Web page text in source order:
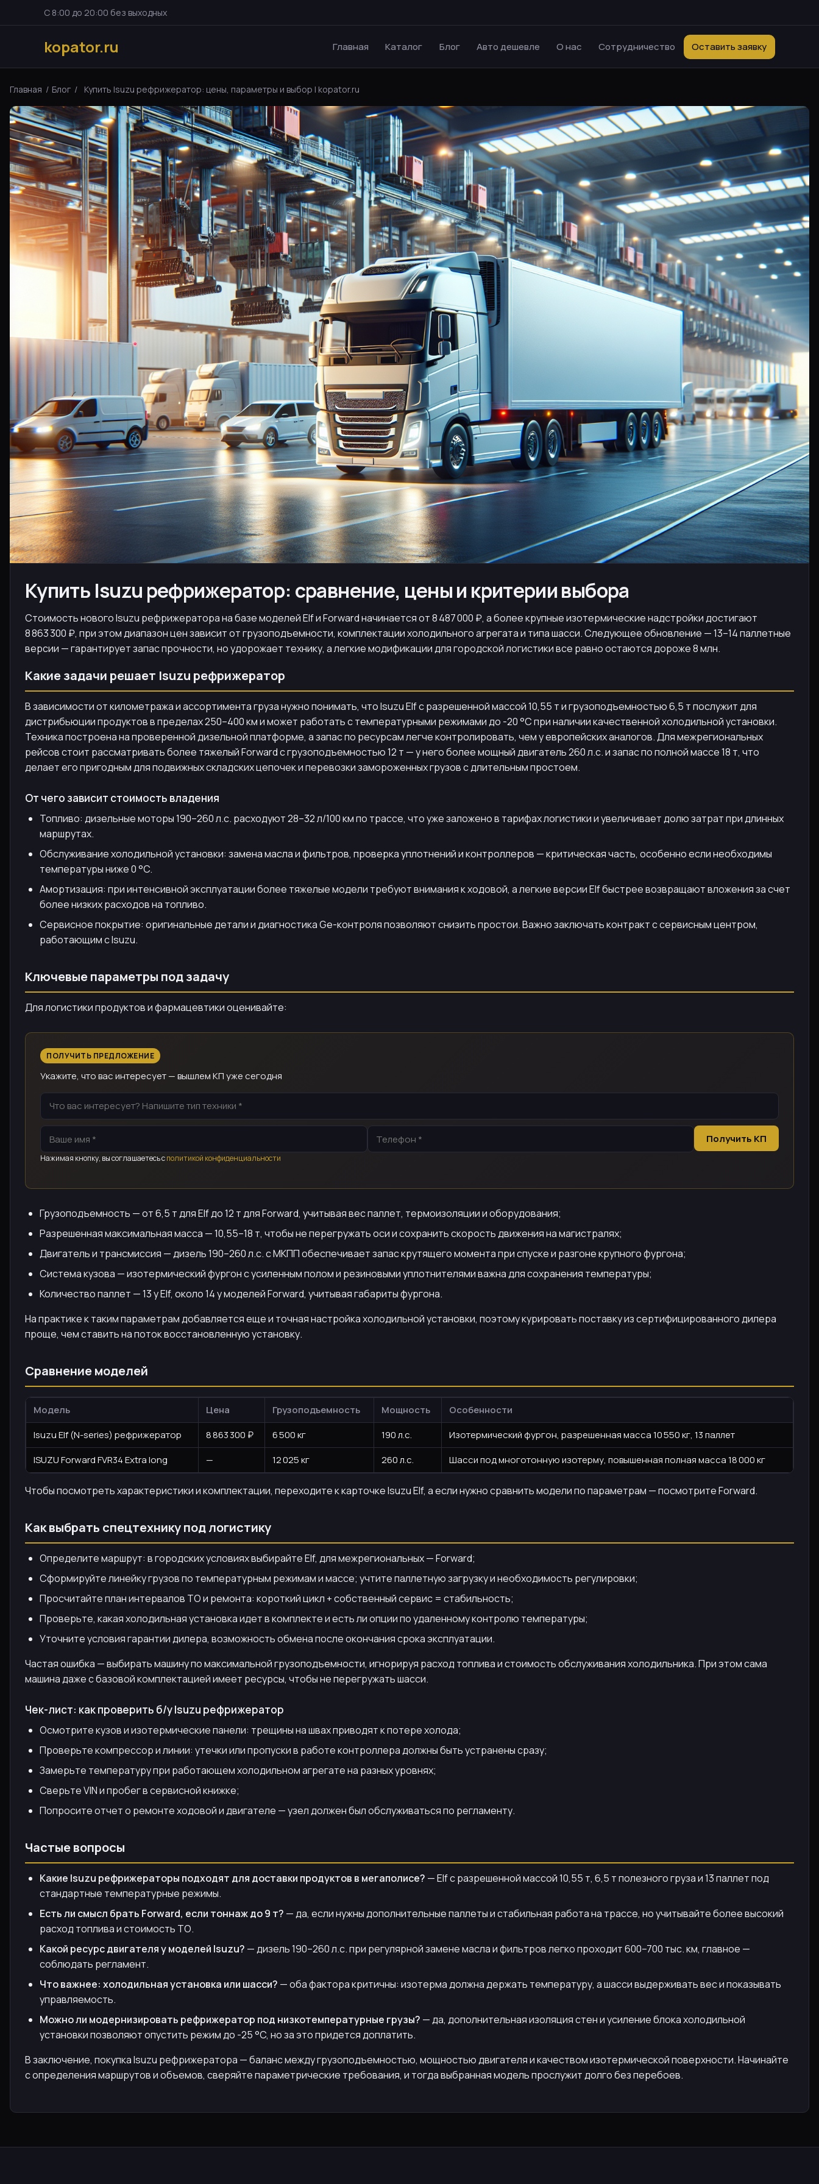
С 8:00 до 20:00 без выходных
kopator.ru Главная Каталог Блог Авто дешевле О нас Сотрудничество Оставить заявку
Главная / Блог / Купить Isuzu рефрижератор: цены, параметры и выбор | kopator.ru
Купить Isuzu рефрижератор: сравнение, цены и критерии выбора
Стоимость нового Isuzu рефрижератора на базе моделей Elf и Forward начинается от 8 487 000 ₽, а более крупные изотермические надстройки достигают
8 863 300 ₽, при этом диапазон цен зависит от грузоподъемности, комплектации холодильного агрегата и типа шасси. Следующее обновление — 13–14 паллетные
версии — гарантирует запас прочности, но удорожает технику, а легкие модификации для городской логистики все равно остаются дороже 8 млн.
Какие задачи решает Isuzu рефрижератор
В зависимости от километража и ассортимента груза нужно понимать, что Isuzu Elf с разрешенной массой 10,55 т и грузоподъемностью 6,5 т послужит для
дистрибьюции продуктов в пределах 250–400 км и может работать с температурными режимами до -20 °C при наличии качественной холодильной установки.
Техника построена на проверенной дизельной платформе, а запас по ресурсам легче контролировать, чем у европейских аналогов. Для межрегиональных
рейсов стоит рассматривать более тяжелый Forward с грузоподъемностью 12 т — у него более мощный двигатель 260 л.с. и запас по полной массе 18 т, что
делает его пригодным для подвижных складских цепочек и перевозки замороженных грузов с длительным простоем.
От чего зависит стоимость владения
Топливо: дизельные моторы 190–260 л.с. расходуют 28–32 л/100 км по трассе, что уже заложено в тарифах логистики и увеличивает долю затрат при длинных
маршрутах.
Обслуживание холодильной установки: замена масла и фильтров, проверка уплотнений и контроллеров — критическая часть, особенно если необходимы
температуры ниже 0 °C.
Амортизация: при интенсивной эксплуатации более тяжелые модели требуют внимания к ходовой, а легкие версии Elf быстрее возвращают вложения за счет
более низких расходов на топливо.
Сервисное покрытие: оригинальные детали и диагностика Ge-контроля позволяют снизить простои. Важно заключать контракт с сервисным центром,
работающим с Isuzu.
Ключевые параметры под задачу
Для логистики продуктов и фармацевтики оценивайте:
ПОЛУЧИТЬ ПРЕДЛОЖЕНИЕ
Укажите, что вас интересует — вышлем КП уже сегодня
Получить КП
Нажимая кнопку, вы соглашаетесь сполитикой конфиденциальности
Грузоподъемность — от 6,5 т для Elf до 12 т для Forward, учитывая вес паллет, термоизоляции и оборудования;
Разрешенная максимальная масса — 10,55–18 т, чтобы не перегружать оси и сохранить скорость движения на магистралях;
Двигатель и трансмиссия — дизель 190–260 л.с. с МКПП обеспечивает запас крутящего момента при спуске и разгоне крупного фургона;
Система кузова — изотермический фургон с усиленным полом и резиновыми уплотнителями важна для сохранения температуры;
Количество паллет — 13 у Elf, около 14 у моделей Forward, учитывая габариты фургона.
На практике к таким параметрам добавляется еще и точная настройка холодильной установки, поэтому курировать поставку из сертифицированного дилера
проще, чем ставить на поток восстановленную установку.
Сравнение моделей
Модель Цена Грузоподъемность Мощность
Особенности
Isuzu Elf (N-series) рефрижератор
8 863 300 ₽ 6 500 кг 190 л.с.
Изотермический фургон, разрешенная масса 10 550 кг, 13 паллет
ISUZU Forward FVR34 Extra long
— 12 025 кг 260 л.с. Шасси под многотонную изотерму, повышенная полная масса 18 000 кг
Чтобы посмотреть характеристики и комплектации, переходите к карточке Isuzu Elf, а если нужно сравнить модели по параметрам — посмотрите Forward.
Как выбрать спецтехнику под логистику
Определите маршрут: в городских условиях выбирайте Elf, для межрегиональных — Forward;
Сформируйте линейку грузов по температурным режимам и массе; учтите паллетную загрузку и необходимость регулировки;
Просчитайте план интервалов ТО и ремонта: короткий цикл + собственный сервис = стабильность;
Проверьте, какая холодильная установка идет в комплекте и есть ли опции по удаленному контролю температуры;
Уточните условия гарантии дилера, возможность обмена после окончания срока эксплуатации.
Частая ошибка — выбирать машину по максимальной грузоподъемности, игнорируя расход топлива и стоимость обслуживания холодильника. При этом сама
машина даже с базовой комплектацией имеет ресурсы, чтобы не перегружать шасси.
Чек-лист: как проверить б/у Isuzu рефрижератор
Осмотрите кузов и изотермические панели: трещины на швах приводят к потере холода;
Проверьте компрессор и линии: утечки или пропуски в работе контроллера должны быть устранены сразу;
Замерьте температуру при работающем холодильном агрегате на разных уровнях;
Сверьте VIN и пробег в сервисной книжке;
Попросите отчет о ремонте ходовой и двигателе — узел должен был обслуживаться по регламенту.
Частые вопросы
Какие Isuzu рефрижераторы подходят для доставки продуктов в мегаполисе? — Elf с разрешенной массой 10,55 т, 6,5 т полезного груза и 13 паллет под
стандартные температурные режимы.
Есть ли смысл брать Forward, если тоннаж до 9 т? — да, если нужны дополнительные паллеты и стабильная работа на трассе, но учитывайте более высокий
расход топлива и стоимость ТО.
Какой ресурс двигателя у моделей Isuzu? — дизель 190–260 л.с. при регулярной замене масла и фильтров легко проходит 600–700 тыс. км, главное —
соблюдать регламент.
Что важнее: холодильная установка или шасси? — оба фактора критичны: изотерма должна держать температуру, а шасси выдерживать вес и показывать
управляемость.
Можно ли модернизировать рефрижератор под низкотемпературные грузы? — да, дополнительная изоляция стен и усиление блока холодильной
установки позволяют опустить режим до -25 °C, но за это придется доплатить.
В заключение, покупка Isuzu рефрижератора — баланс между грузоподъемностью, мощностью двигателя и качеством изотермической поверхности. Начинайте
с определения маршрутов и объемов, сверяйте параметрические требования, и тогда выбранная модель прослужит долго без перебоев.